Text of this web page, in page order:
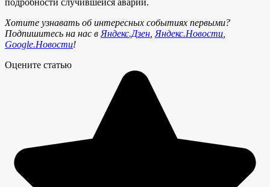
Хотите узнавать об интересных событиях первыми?
Подпишитесь на нас в Яндекс.Дзен Яндекс.Новости
Google.Новости!
Оцените статью